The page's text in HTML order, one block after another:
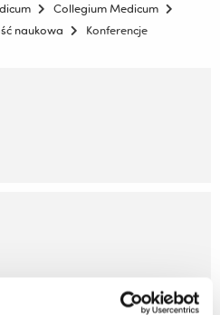
Collegium Medicum
naukowa Konferencje